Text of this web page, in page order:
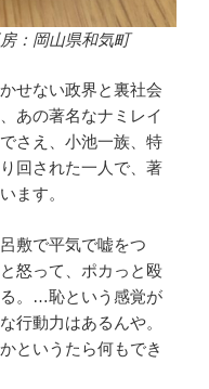
：岡山県和気町
せない政界と裏社会
あの著名なナミレイ
さえ、小池一族、特
回された一人で、著
ます。
敷で平気で嘘をつ
怒って、ポカっと殴
。…恥という感覚が
行動力はあるんや。
というたら何もでき